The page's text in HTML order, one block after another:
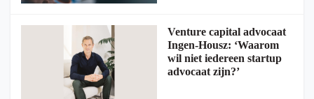
Venture capital advocaat
Ingen-Housz: ‘Waarom
wil niet iedereen startup
advocaat zijn?’